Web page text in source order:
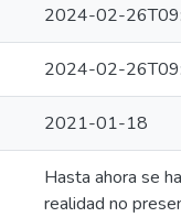
2024-02-
2024-02-
2021-01-18
Hasta ahora se
realidad no